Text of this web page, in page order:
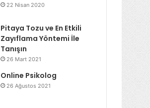
22 Nisan 2020
Pitaya Tozu ve En Etkili
Zayıflama Yöntemi İle
Tanışın
26 Mart 2021
Online Psikolog
26 Ağustos 2021